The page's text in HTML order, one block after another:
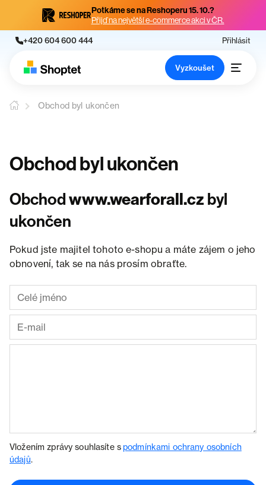
Potkáme se na Reshoperu 15. 10.?
Přijď na největší e-commerce akci v ČR.
+420 604 600 444 Přihlásit
Vyzkoušet
Obchod byl ukončen
Obchod byl ukončen
Obchodwww.wearforall.cz byl
ukončen
Pokud jste majitel tohoto e-shopu a máte zájem o jeho
obnovení, tak se na nás prosím obraťte.
Vložením zprávy souhlasíte spodmínkami ochrany osobních
údajů.